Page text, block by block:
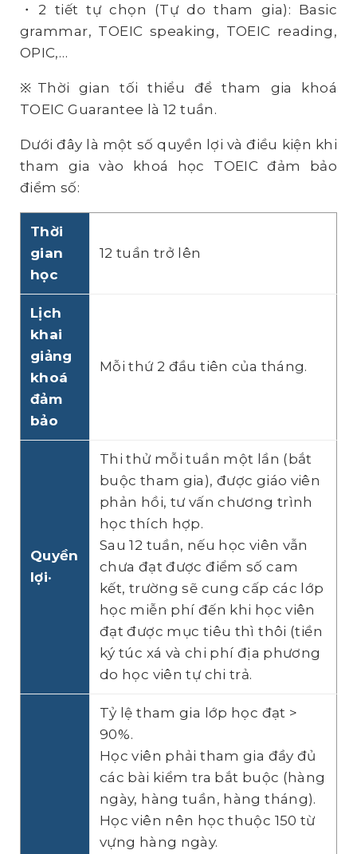
・2 tiết tự chọn (Tự do tham gia): Basic
grammar, TOEIC speaking, TOEIC reading,
OPIC,…
※Thời gian tối thiểu để tham gia khoá
TOEIC Guarantee là 12 tuần.
Dưới đây là một số quyền lợi và điều kiện khi
tham gia vào khoá học TOEIC đảm bảo
điểm số:
Thời
gian
học
12 tuần trở lên
Lịch
khai
giảng
khoá
đảm
bảo
Mỗi thứ 2 đầu tiên của tháng.
Quyền
lợi•
Thi thử mỗi tuần một lần (bắt
buộc tham gia), được giáo viên
phản hồi, tư vấn chương trình
học thích hợp.
Sau 12 tuần, nếu học viên vẫn
chưa đạt được điểm số cam
kết, trường sẽ cung cấp các lớp
học miễn phí đến khi học viên
đạt được mục tiêu thì thôi (tiền
ký túc xá và chi phí địa phương
do học viên tự chi trả.
Tỷ lệ tham gia lớp học đạt >
90%.
Học viên phải tham gia đầy đủ
các bài kiểm tra bắt buộc (hàng
ngày, hàng tuần, hàng tháng).
Học viên nên học thuộc 150 từ
vựng hàng ngày.